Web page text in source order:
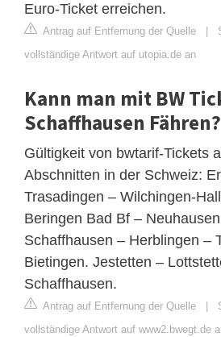
Euro-Ticket erreichen.
Antrag auf Entfernung der Quelle
vollständige Antwort auf utopia.de an
Kann man mit BW
Schaffhausen Fähren?
Gültigkeit von bwtarif-Tickets
Abschnitten in der Schweiz:
Trasadingen – Wilchingen-
Beringen Bad Bf –
Schaffhausen – Herblingen –
Bietingen. Jestetten –
Schaffhausen.
Antrag auf Entfernung der Quelle
vollständige Antwort auf www2.bwegt.de